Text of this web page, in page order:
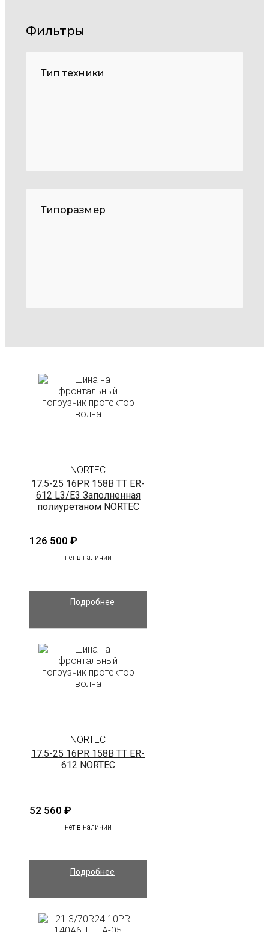
Фильтры
Тип техники
Типоразмер
NORTEC
17.5-25 16PR 158B TT ER-
612 L3/E3 Заполненная
полиуретаном NORTEC
126 500 ₽
нет в наличии
Подробнее
NORTEC
17.5-25 16PR 158B TT ER-
612 NORTEC
52 560 ₽
нет в наличии
Подробнее